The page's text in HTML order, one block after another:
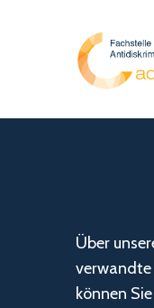
Über
verwandte
können